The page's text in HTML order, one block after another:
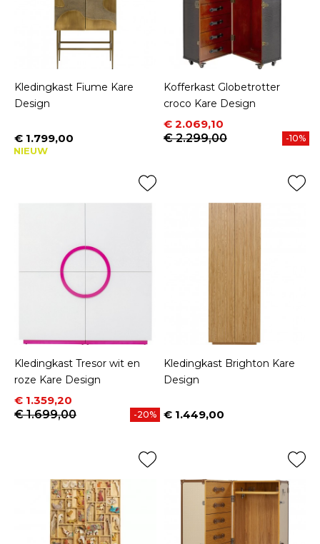
Kledingkast Fiume Kare
Design
Prijs
€ 1.799,00
NIEUW
Kofferkast Globetrotter
croco Kare Design
Prijs
€ 2.069,10
Normale prijs
€ 2.299,00
-10%
Kledingkast Tresor wit en
roze Kare Design
Prijs
€ 1.359,20
Normale prijs
€ 1.699,00
-20%
Kledingkast Brighton Kare
Design
Prijs
€ 1.449,00